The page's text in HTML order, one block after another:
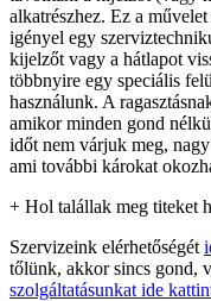
alkatrészhez. Ez a
igényel egy
kijelzőt vagy a hátlapot
többnyire egy speciális
használunk. A
amikor minden gond
időt nem várjuk meg,
ami további károkat
+ Hol talállak meg titeket
Szervizeink elérhetőségét
tőlünk, akkor sincs gond,
szolgáltatásunkat ide